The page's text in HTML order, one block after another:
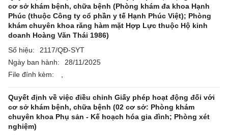
cơ sở khám bệnh, chữa bệnh (Phòng khám đa khoa Hạnh
Phúc (thuộc Công ty cổ phần y tế Hạnh Phúc Việt); Phòng
khám chuyên khoa răng hàm mặt Hợp Lực thuộc Hộ kinh
doanh Hoàng Văn Thái 1986)
Số hiệu:
2117/QĐ-SYT
Ngày ban hành:
28/11/2025
File đính kèm:
Quyết định về việc điều chỉnh Giấy phép hoạt động đối với
cơ sở khám bệnh, chữa bệnh (02 cơ sở: Phòng khám
chuyên khoa Phụ sản - Kế hoạch hóa gia đình; Phòng xét
nghiệm)